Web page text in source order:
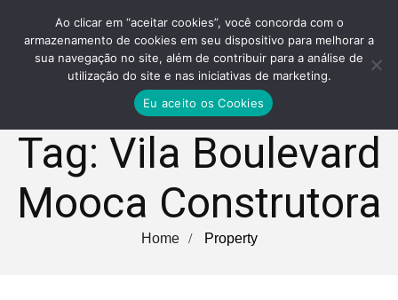
Tag: Vila Boulevard
Mooca Construtora
Home Property
Ao clicar em “aceitar cookies”, você concorda com o
armazenamento de cookies em seu dispositivo para melhorar a
sua navegação no site, além de contribuir para a análise de
utilização do site e nas iniciativas de marketing.
Eu aceito os Cookies